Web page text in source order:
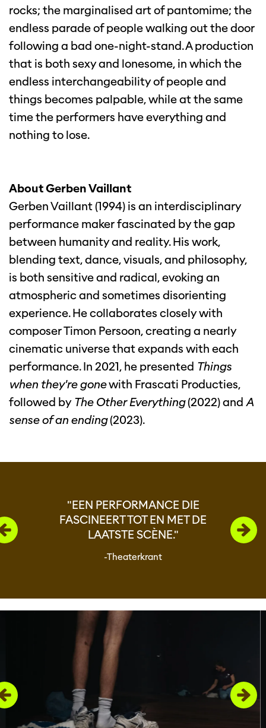
rocks; the marginalised art of pantomime; the
endless parade of people walking out the door
following a bad one-night-stand. A production
that is both sexy and lonesome, in which the
endless interchangeability of people and
things becomes palpable, while at the same
time the performers have everything and
nothing to lose.
About Gerben Vaillant
Gerben Vaillant (1994) is an interdisciplinary
performance maker fascinated by the gap
between humanity and reality. His work,
blending text, dance, visuals, and philosophy,
is both sensitive and radical, evoking an
atmospheric and sometimes disorienting
experience. He collaborates closely with
composer Timon Persoon, creating a nearly
cinematic universe that expands with each
performance. In 2021, he presented Things
when they're gonewith Frascati Producties,
followed by The Other Everything(2022) and A
sense of an ending(2023).
"EEN PERFORMANCE DIE
FASCINEERT TOT EN MET DE
LAATSTE SCÈNE."
-Theaterkrant